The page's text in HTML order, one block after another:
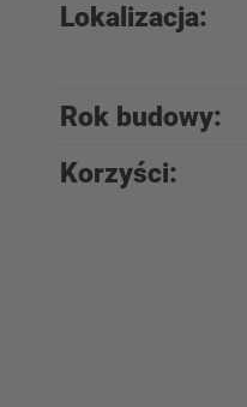
Lokalizacja:
Rok budowy:
Korzyści: